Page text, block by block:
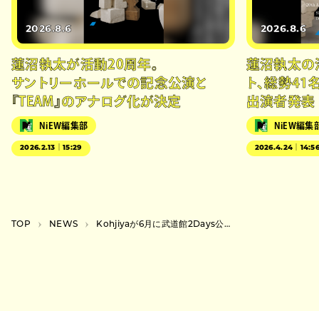
2026.8.6
蓮沼執太が活動20周年。
サントリーホールでの記念公演と
『TEAM』のアナログ化が決定
NiEW編集部
2026.2.13｜15:29
2026.8.6
蓮沼執太の
ト、総勢41
出演者発表
NiEW編集
2026.4.24｜
TOP NEWS Kohjiyaが6月に武道館2Days公演を開催、『STARZ 2025』にて発表